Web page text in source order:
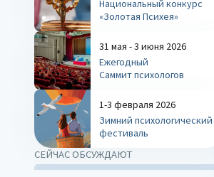
Национальный конкурс
«Золотая Психея»
31 мая - 3 июня 2026
Ежегодный
Саммит психологов
1-3 февраля 2026
Зимний психологический
фестиваль
СЕЙЧАС ОБСУЖДАЮТ